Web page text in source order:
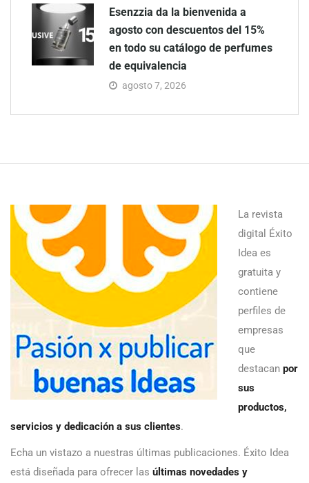
Esenzzia da la bienvenida a
agosto con descuentos del 15%
en todo su catálogo de perfumes
de equivalencia
agosto 7, 2026
La revista
digital Éxito
Idea es
gratuita y
contiene
perfiles de
empresas
que
destacan por
sus
productos,
servicios y dedicación a sus clientes.
Echa un vistazo a nuestras últimas publicaciones. Éxito Idea
está diseñada para ofrecer las últimas novedades y